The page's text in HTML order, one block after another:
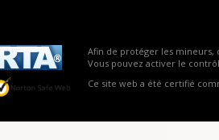
Afin de protéger les mineurs,
Vous pouvez activer le
Ce site web a été certifié